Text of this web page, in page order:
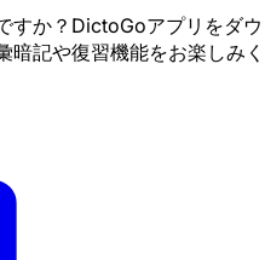
すか？DictoGoアプリをダウ
暗記や復習機能をお楽しみく